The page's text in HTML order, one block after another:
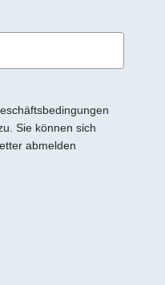
Sie können sich
abmelden